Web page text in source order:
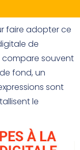
faire adopter ce
de
compare souvent
fond, un
sont
le